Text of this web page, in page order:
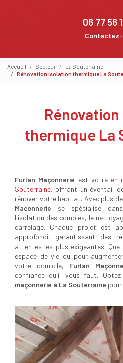
06 77 56
Accueil Secteur
La Souterraine
Rénovation isolation thermique La
thermique La
Furlan Maçonnerie est votre
Souterraine, offrant un éventail
rénover votre habitat. Avec plus
Maçonnerie se spécialise
l'isolation des combles, le
carrelage. Chaque projet est
approfondi, garantissant des
attentes les plus exigeantes.
espace de vie ou pour
votre domicile, Furlan
confiance qu'il vous faut.
maçonnerie à La Souterraine